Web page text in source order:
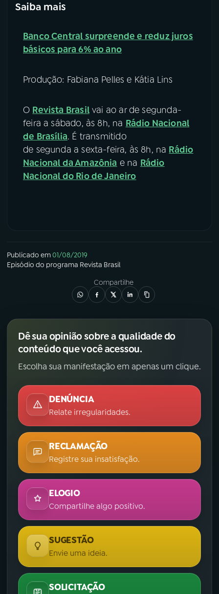
Saiba mais
Banco Central surpreende e reduz juros
básicos para 6% ao ano
Produção: Fabiana Pelles e Kátia Lins
O Revista Brasilvai ao ar de segunda-
feira a sábado, às 8h, na Rádio Nacional
de Brasília. É transmitido
de segunda a sexta-feira, às 8h, na Rádio
Nacional da Amazônia e na Rádio
Nacional do Rio de Janeiro
Publicado em01/08/2019
Episódio do programa Revista Brasil
Compartilhe
Dê sua opinião sobre a qualidade do
conteúdo que você acessou.
Escolha sua manifestação em apenas um clique.
DENÚNCIA
Relate irregularidades.
RECLAMAÇÃO
Registre sua insatisfação.
ELOGIO
Compartilhe algo positivo.
SUGESTÃO
Envie uma ideia.
SOLICITAÇÃO